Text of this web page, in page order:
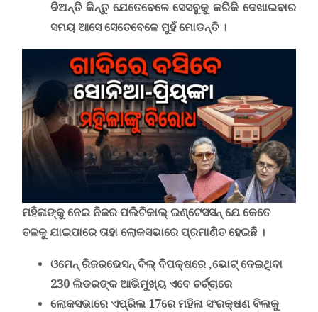
ଦିଅନ୍ତି କିନ୍ତୁ ଯେତେବେଳେ ସେସବୁକୁ କରିକି ଦେଖାଇବାର
ସମୟ ଆସେ ସେତେବେଳେ ମୁହଁ ମୋଡନ୍ତି ।
ମହିଳାଙ୍କୁ ନେଇ ନିଜର ପଲିଟିକାଲ୍ ଇଣ୍ଟେସସନ୍ ଯେ କେତେ
ତଳକୁ ଯାଇପାରେ ତାହା ଲୋକସଭାରେ ପ୍ରମାଣିତ ହେଇଛି ।
ଓମେନ୍ ରିଜରଭେସନ୍ ବିଲ୍ ବିପକ୍ଷରେ ,ଭୋଟ୍ ଦେଇଥିବା
230 ଲିଡରଙ୍କ ଆଭିମୁଖ୍ୟ ଏବେ ଚର୍ଚ୍ଚାରେ
ଲୋକସଭାରେ ଏପ୍ରିଲ 17ରେ ମହିଳା ସଂରକ୍ଷଣ ବିଲକୁ